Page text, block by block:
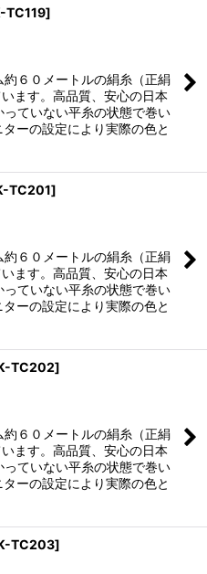
TC119]
約６０メートルの絹糸（正絹
ます。高品質、安心の日本
ていない平糸の状態で巻い
ーの設定により実際の色と
TC201]
約６０メートルの絹糸（正絹
ます。高品質、安心の日本
ていない平糸の状態で巻い
ーの設定により実際の色と
TC202]
約６０メートルの絹糸（正絹
ます。高品質、安心の日本
ていない平糸の状態で巻い
ーの設定により実際の色と
TC203]